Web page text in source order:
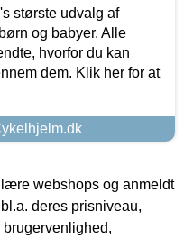
største udvalg af
og babyer. Alle
hvorfor du kan
dem. Klik her for at
webshops og anmeldt
deres prisniveau,